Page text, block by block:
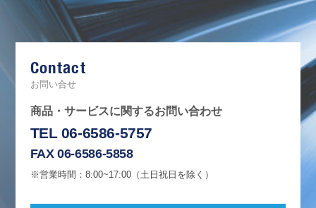
e
o
o
k
Contact
お問い合せ
商品・サービスに関するお問い合わせ
TEL 06-6586-5757
FAX 06-6586-5858
※営業時間：8:00~17:00（土日祝日を除く）